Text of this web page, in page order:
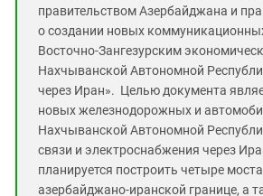
правительством Азербайджана и
о создании новых
Восточно-Зангезурским
Нахчыванской Автономной
через Иран». Целью документа
новых железнодорожных и
Нахчыванской Автономной
связи и электроснабжения через
планируется построить четыре
азербайджано-иранской границе, а